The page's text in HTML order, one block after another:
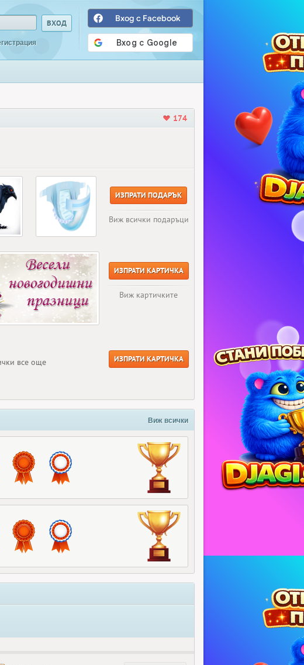
Вход с Facebook
174
ИЗПРАТИ ПОДАРЪК
Виж всички подаръци
ИЗПРАТИ КАРТИЧКА
Виж картичките
все още
ИЗПРАТИ КАРТИЧКА
Виж всички